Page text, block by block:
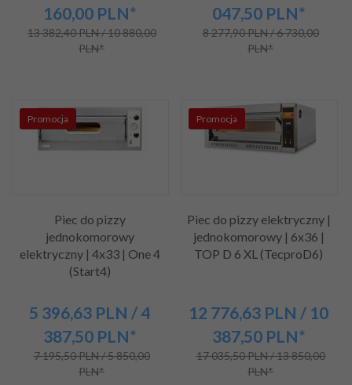
160,00 PLN*
13 382,40 PLN / 10 880,00
PLN*
047,50 PLN*
8 277,90 PLN / 6 730,00
PLN*
Promocja
Piec do pizzy
jednokomorowy
elektryczny | 4x33 | One 4
(Start4)
5 396,63 PLN / 4
387,50 PLN*
7 195,50 PLN / 5 850,00
PLN*
Promocja
Piec do pizzy elektryczny |
jednokomorowy | 6x36 |
TOP D 6 XL (TecproD6)
12 776,63 PLN / 10
387,50 PLN*
17 035,50 PLN / 13 850,00
PLN*